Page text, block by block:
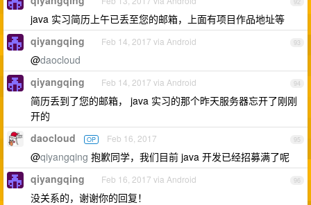
java 实习简历上午已丢至您的邮箱，上面有项目作品地址等
93
qiyangqing Feb 14, 2017 via Android
@daocloud
94
qiyangqing Feb 14, 2017 via Android
简历丢到了您的邮箱， java 实习的那个昨天服务器忘开了刚刚
开的
95
daocloud OP Feb 16, 2017
@qiyangqing 抱歉同学，我们目前 java 开发已经招募满了呢
96
qiyangqing Feb 16, 2017 via Android
没关系的，谢谢你的回复！